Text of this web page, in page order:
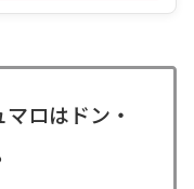
ロはドン・